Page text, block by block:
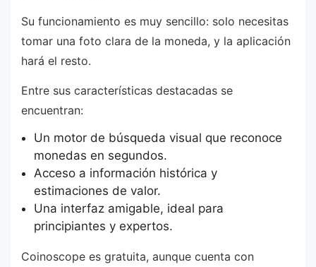
Su funcionamiento es muy sencillo: solo necesitas
tomar una foto clara de la moneda, y la aplicación
hará el resto.
Entre sus características destacadas se
encuentran:
Un motor de búsqueda visual que reconoce
monedas en segundos.
Acceso a información histórica y
estimaciones de valor.
Una interfaz amigable, ideal para
principiantes y expertos.
Coinoscope es gratuita, aunque cuenta con